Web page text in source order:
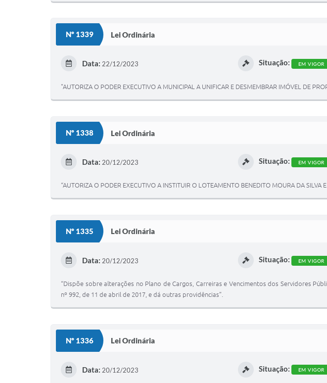
Nº 1339 Lei Ordinária
Data: 22/12/2023 Situação: EM VIGOR
"AUTORIZA O PODER EXECUTIVO A MUNICIPAL A UNIFICAR E DESMEMBRAR IMÓVEL DE
Nº 1338 Lei Ordinária
Data: 20/12/2023 Situação: EM VIGOR
“AUTORIZA O PODER EXECUTIVO A INSTITUIR O LOTEAMENTO BENEDITO MOURA DA SILVA
Nº 1335 Lei Ordinária
Data: 20/12/2023 Situação: EM VIGOR
“Dispõe sobre alterações no Plano de Cargos, Carreiras e Vencimentos dos Servidores
nº 992, de 11 de abril de 2017, e dá outras providências”.
Nº 1336 Lei Ordinária
Data: 20/12/2023 Situação: EM VIGOR